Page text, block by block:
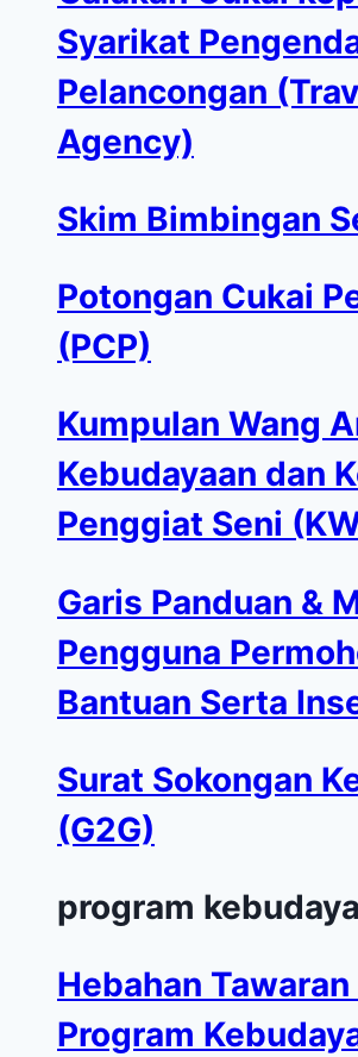
Syarikat
Pelancongan
Agency)
Skim Bimbingan
Potongan Cukai
(PCP)
Kumpulan Wang
Kebudayaan dan
Penggiat Seni
Garis Panduan &
Pengguna
Bantuan Serta
Surat Sokongan
(G2G)
program
Hebahan
Program